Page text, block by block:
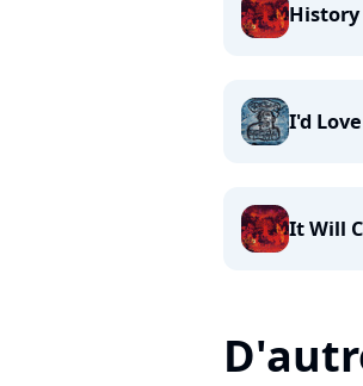
History
I'd
It Will